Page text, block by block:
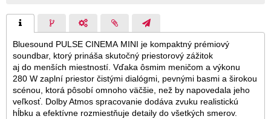
Bluesound PULSE CINEMA MINI je kompaktný prémiový
soundbar, ktorý prináša skutočný priestorový zážitok
aj do menších miestností. Vďaka ôsmim meničom a výkonu
280 W zaplní priestor čistými dialógmi, pevnými basmi a širokou
scénou, ktorá pôsobí omnoho väčšie, než by napovedala jeho
veľkosť. Dolby Atmos spracovanie dodáva zvuku realistickú
hĺbku a efektívne rozmiestňuje detaily do všetkých smerov.